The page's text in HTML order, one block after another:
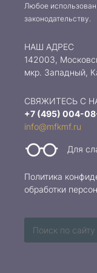
Любое
законодательству.
НАШ АДРЕС
142003,
мкр. Западный,
СВЯЖИТЕСЬ С
+7 (495) 004-
info@mfkmf.ru
Для
Политика
обработки